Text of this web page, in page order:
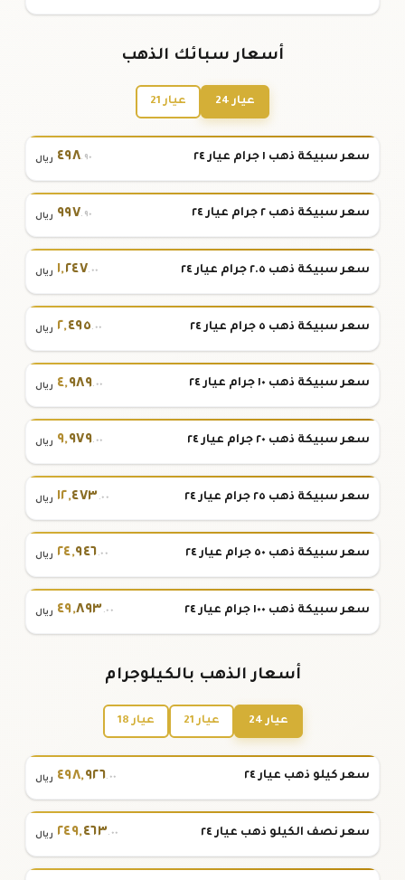
أسعار سبائك الذهب
عيار 24 عيار 21
سعر سبيكة ذهب ١ جرام عيار ٢٤ ٤٩٨.٩٠ ريال
سعر سبيكة ذهب ٢ جرام عيار ٢٤ ٩٩٧.٩٠ ريال
سعر سبيكة ذهب ٢.٥ جرام عيار ٢٤ ١,٢٤٧.٠٠ ريال
سعر سبيكة ذهب ٥ جرام عيار ٢٤ ٢,٤٩٥.٠٠ ريال
سعر سبيكة ذهب ١٠ جرام عيار ٢٤ ٤,٩٨٩.٠٠ ريال
سعر سبيكة ذهب ٢٠ جرام عيار ٢٤ ٩,٩٧٩.٠٠ ريال
سعر سبيكة ذهب ٢٥ جرام عيار ٢٤ ١٢,٤٧٣.٠٠ ريال
سعر سبيكة ذهب ٥٠ جرام عيار ٢٤ ٢٤,٩٤٦.٠٠ ريال
سعر سبيكة ذهب ١٠٠ جرام عيار ٢٤ ٤٩,٨٩٣.٠٠ ريال
أسعار الذهب بالكيلوجرام
عيار 24 عيار 21 عيار 18
سعر كيلو ذهب عيار ٢٤ ٤٩٨,٩٢٦.٠٠ ريال
سعر نصف الكيلو ذهب عيار ٢٤ ٢٤٩,٤٦٣.٠٠ ريال